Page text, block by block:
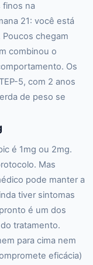
finos na
21: você está
chegam
combinou o
Os
5, com 2 anos
de peso se
é 1mg ou 2mg.
Mas
pode manter a
tiver sintomas
é um dos
tratamento.
para cima nem
eficácia)